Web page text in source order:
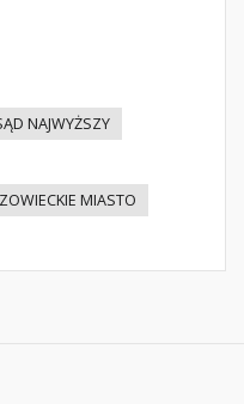
NAJWYŻSZY
MIASTO